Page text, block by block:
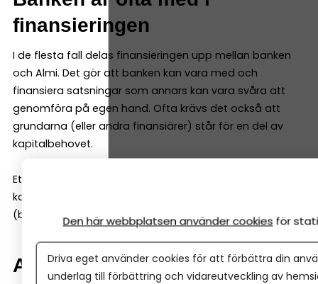
finansieringen
I de flesta fall delas finansieringen upp mellan banken
och Almi. Det gör att banken kan vara med och
finansiera satsningar som annars kan vara svåra att
genomföra på egen hand. Ofta krävs det också att
grundarna (eller andra finansiärer) står för en del av
kapitalbehovet.
Ett vanligt exempel är att Almi kan stå för 50 % av
kapitalbehovet om grundarna står för resterande 50 %
(banken måste således inte vara med).
Affärsidén väger tungt
Den här webbplatsen använder cookies för
Driva eget använder cookies för att förbättra din
underlag till förbättring och vidareutveckling av